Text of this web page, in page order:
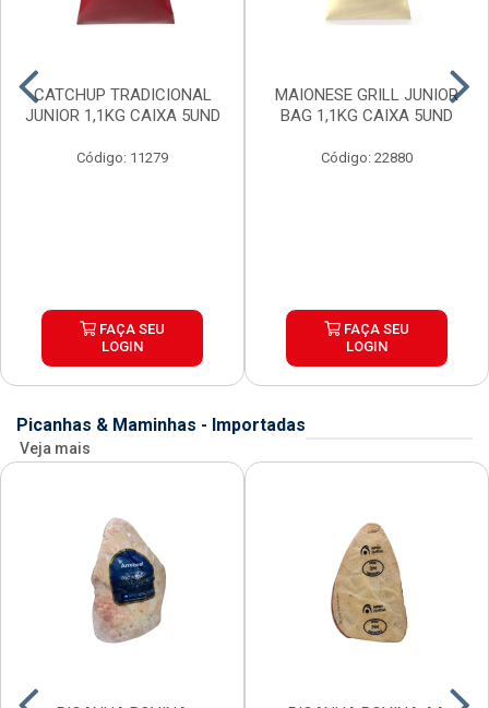
CATCHUP TRADICIONAL
JUNIOR 1,1KG CAIXA 5UND
Código: 11279
FAÇA SEU
LOGIN
MAIONESE GRILL JUNIOR
BAG 1,1KG CAIXA 5UND
Código: 22880
FAÇA SEU
LOGIN
Picanhas & Maminhas - Importadas
Veja mais